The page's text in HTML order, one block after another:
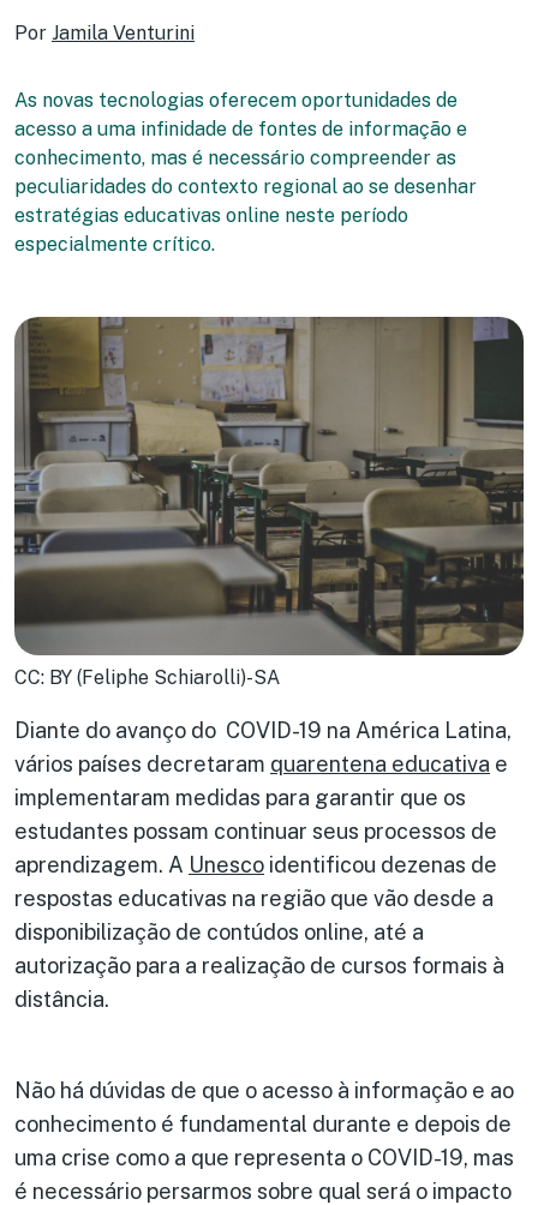
Por Jamila Venturini
As novas tecnologias oferecem oportunidades de
acesso a uma infinidade de fontes de informação e
conhecimento, mas é necessário compreender as
peculiaridades do contexto regional ao se desenhar
estratégias educativas online neste período
especialmente crítico.
CC: BY (Feliphe Schiarolli)-SA
Diante do avanço do COVID-19 na América Latina,
vários países decretaram quarentena educativa e
implementaram medidas para garantir que os
estudantes possam continuar seus processos de
aprendizagem. A Unesco identificou dezenas de
respostas educativas na região que vão desde a
disponibilização de contúdos online, até a
autorização para a realização de cursos formais à
distância.
Não há dúvidas de que o acesso à informação e ao
conhecimento é fundamental durante e depois de
uma crise como a que representa o COVID-19, mas
é necessário persarmos sobre qual será o impacto